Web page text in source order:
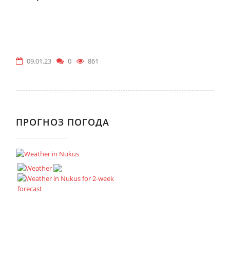
09.01.23 0 861
ПРОГНОЗ ПОГОДА